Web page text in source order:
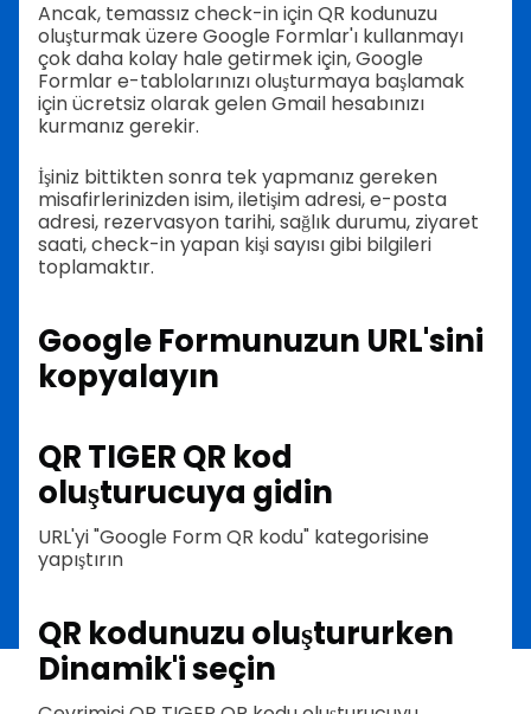
Ancak, temassız check-in için QR kodunuzu
oluşturmak üzere Google Formlar'ı kullanmayı
çok daha kolay hale getirmek için, Google
Formlar e-tablolarınızı oluşturmaya başlamak
için ücretsiz olarak gelen Gmail hesabınızı
kurmanız gerekir.
İşiniz bittikten sonra tek yapmanız gereken
misafirlerinizden isim, iletişim adresi, e-posta
adresi, rezervasyon tarihi, sağlık durumu, ziyaret
saati, check-in yapan kişi sayısı gibi bilgileri
toplamaktır.
Google Formunuzun URL'sini
kopyalayın
QR TIGER QR kod
oluşturucuya gidin
URL'yi "Google Form QR kodu" kategorisine
yapıştırın
QR kodunuzu oluştururken
Dinamik'i seçin